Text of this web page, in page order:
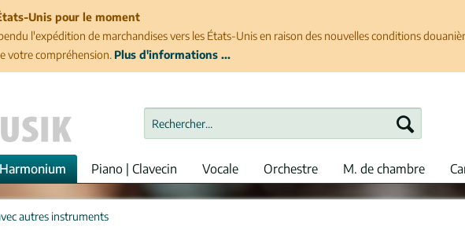
Unis pour le moment
l'expédition de marchandises vers les États-Unis en raison des nouvelles conditions
votre compréhension. Plus d'informations ...
Piano | Clavecin Vocale Orchestre M. de chambre
autres instruments